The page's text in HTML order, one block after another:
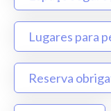
Lugares para
Reserva